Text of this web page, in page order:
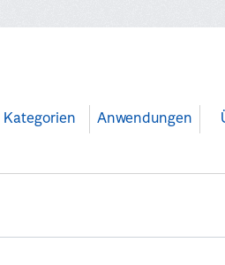
Kategorien Anwendungen